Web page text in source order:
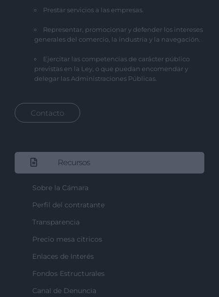
Prestar servicios a las empresas.
Representar, promocionar y defender los intereses
generales del comercio, la industria y la navegación.
Ejercitar las competencias de carácter público
previstas en la Ley, o que puedan encomendar y
delegar las Administraciones Públicas.
Contacto
Recursos
Sobre la Cámara
Perfil del contratante
Transparencia
Precio mesa citricos
Enlaces de Interés
Fondos Estructurales
Canal de Denuncia